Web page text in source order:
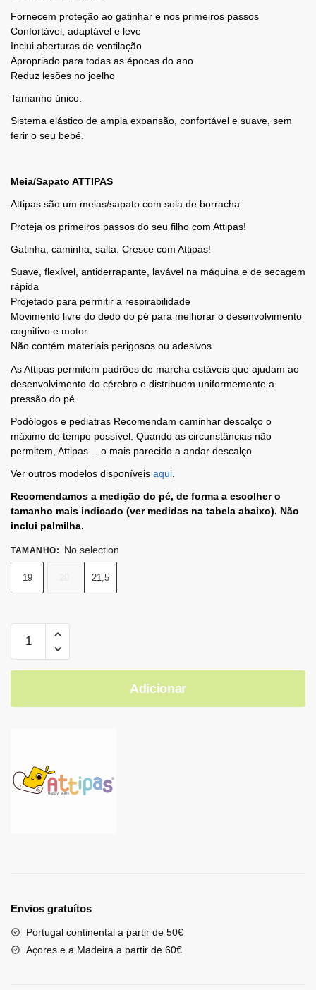
Fornecem proteção ao gatinhar e nos primeiros passos
Confortável, adaptável e leve
Inclui aberturas de ventilação
Apropriado para todas as épocas do ano
Reduz lesões no joelho
Tamanho único.
Sistema elástico de ampla expansão, confortável e suave, sem
ferir o seu bebé.
Meia/Sapato ATTIPAS
Attipas são um meias/sapato com sola de borracha.
Proteja os primeiros passos do seu filho com Attipas!
Gatinha, caminha, salta: Cresce com Attipas!
Suave, flexível, antiderrapante, lavável na máquina e de secagem
rápida
Projetado para permitir a respirabilidade
Movimento livre do dedo do pé para melhorar o desenvolvimento
cognitivo e motor
Não contém materiais perigosos ou adesivos
As Attipas permitem padrões de marcha estáveis ​​que ajudam ao
desenvolvimento do cérebro e distribuem uniformemente a
pressão do pé.
Podólogos e pediatras Recomendam caminhar descalço o
máximo de tempo possível. Quando as circunstâncias não
permitem, Attipas… o mais parecido a andar descalço.
Ver outros modelos disponíveis aqui
Recomendamos a medição do pé, de forma a escolher o
tamanho mais indicado (ver medidas na tabela abaixo). Não
inclui palmilha.
TAMANHO: No selection
19 21,5
Adicionar
Envios gratuítos
Portugal continental a partir de 50€
Açores e a Madeira a partir de 60€